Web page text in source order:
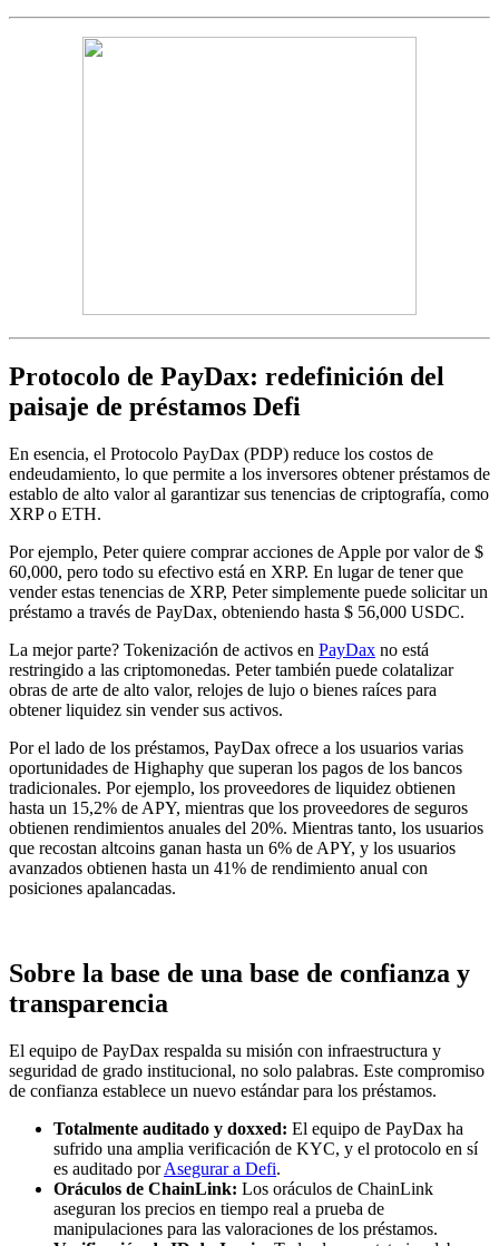
Protocolo de PayDax: redefinición del
paisaje de préstamos Defi
En esencia, el Protocolo PayDax (PDP) reduce los costos de
endeudamiento, lo que permite a los inversores obtener préstamos de
establo de alto valor al garantizar sus tenencias de criptografía, como
XRP o ETH.
Por ejemplo, Peter quiere comprar acciones de Apple por valor de $
60,000, pero todo su efectivo está en XRP. En lugar de tener que
vender estas tenencias de XRP, Peter simplemente puede solicitar un
préstamo a través de PayDax, obteniendo hasta $ 56,000 USDC.
La mejor parte? Tokenización de activos en PayDax no está
restringido a las criptomonedas. Peter también puede colatalizar
obras de arte de alto valor, relojes de lujo o bienes raíces para
obtener liquidez sin vender sus activos.
Por el lado de los préstamos, PayDax ofrece a los usuarios varias
oportunidades de Highaphy que superan los pagos de los bancos
tradicionales. Por ejemplo, los proveedores de liquidez obtienen
hasta un 15,2% de APY, mientras que los proveedores de seguros
obtienen rendimientos anuales del 20%. Mientras tanto, los usuarios
que recostan altcoins ganan hasta un 6% de APY, y los usuarios
avanzados obtienen hasta un 41% de rendimiento anual con
posiciones apalancadas.
Sobre la base de una base de confianza y
transparencia
El equipo de PayDax respalda su misión con infraestructura y
seguridad de grado institucional, no solo palabras. Este compromiso
de confianza establece un nuevo estándar para los préstamos.
Totalmente auditado y doxxed: El equipo de PayDax ha
sufrido una amplia verificación de KYC, y el protocolo en sí
es auditado porAsegurar a Defi.
Oráculos de ChainLink: Los oráculos de ChainLink
aseguran los precios en tiempo real a prueba de
manipulaciones para las valoraciones de los préstamos.